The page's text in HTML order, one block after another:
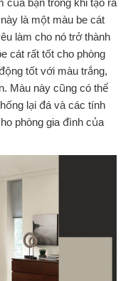
của bạn trong khi tạo ra
là một màu be cát
làm cho nó trở thành
cát rất tốt cho phòng
tốt với màu trắng,
Màu này cũng có thể
lại đá và các tính
phòng gia đình của